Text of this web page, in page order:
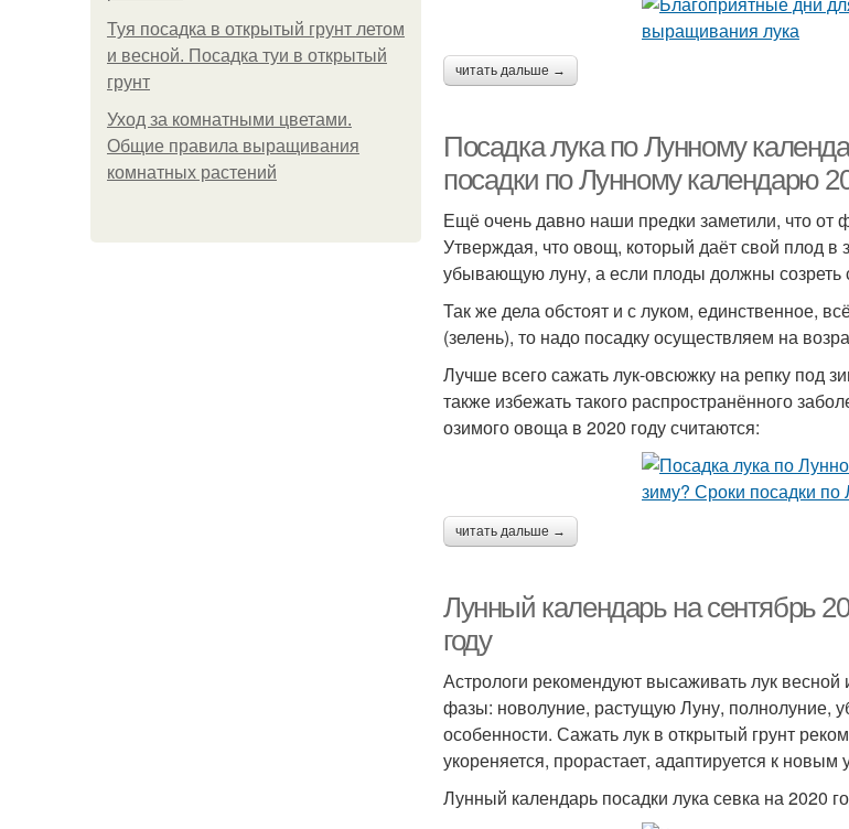
Туя посадка в открытый грунт летом
и весной. Посадка туи в открытый
грунт
Уход за комнатными цветами.
Общие правила выращивания
комнатных растений
читать дальше →
Посадка лука по Лунному
посадки по Лунному календарю
Ещё очень давно наши предки заметили, что
Утверждая, что овощ, который даёт свой плод
убывающую луну, а если плоды должны созреть
Так же дела обстоят и с луком, единственное,
(зелень), то надо посадку осуществляем на
Лучше всего сажать лук-овсюжку на репку под
также избежать такого распространённого
озимого овоща в 2020 году считаются:
читать дальше →
Лунный календарь на сентябрь
году
Астрологи рекомендуют высаживать лук
фазы: новолуние, растущую Луну, полнолуние,
особенности. Сажать лук в открытый грунт
укореняется, прорастает, адаптируется к
Лунный календарь посадки лука севка на 2020